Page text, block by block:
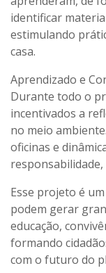
identificar
estimulando
casa.
Aprendizado e
Durante todo o
incentivados a
no meio
oficinas e
responsabilidade,
Esse projeto é
podem gerar
educação,
formando
com o futuro do